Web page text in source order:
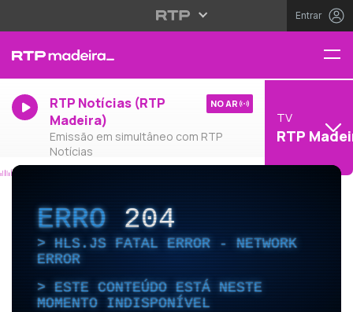
Entrar
RTP Notícias (RTP
Madeira)
Emissão em simultâneo com RTP
Notícias
NO AR
TV
RTP
ERRO204
HLS.JS FATAL ERROR - NETWORK
ERROR
ESTE CONTEÚDO ESTÁ NESTE
MOMENTO INDISPONÍVEL